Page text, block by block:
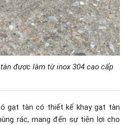
được làm từ inox 304 cao cấp
gạt tàn có thiết kế khay gạt tàn
rác, mang đến sự tiện lợi cho